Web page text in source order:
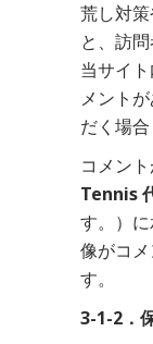
荒し対
と、訪
当サイ
メント
だく場合
コメン
Tennis
す。）
像がコ
す。
3-1-2．